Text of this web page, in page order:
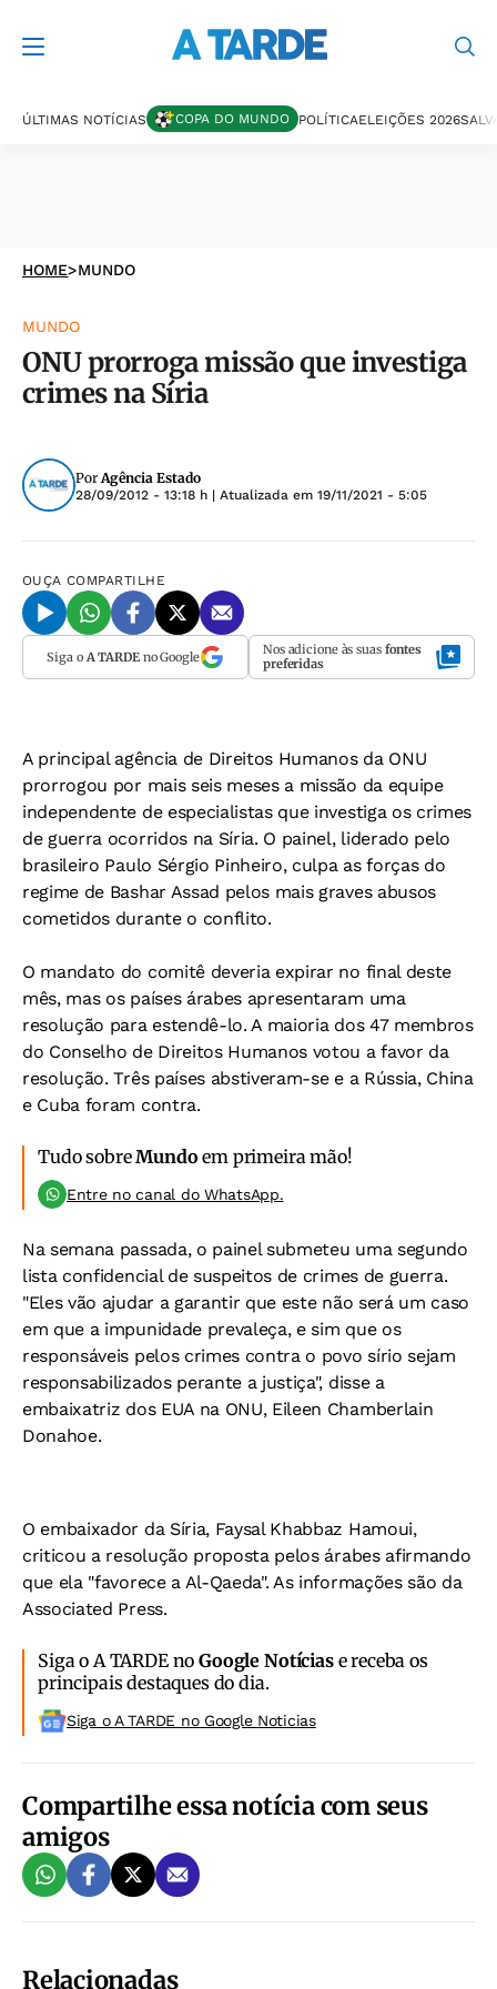
ÚLTIMAS NOTÍCIAS COPA DO MUNDO POLÍTICAELEIÇÕES 2026
HOME>MUNDO
MUNDO
ONU prorroga missão que investiga
crimes na Síria
PorAgência Estado
28/09/2012 - 13:18 h | Atualizada em 19/11/2021 - 5:05
OUÇA COMPARTILHE
Siga o A TARDEno Google Nos adicione às suas fontes
preferidas
A principal agência de Direitos Humanos da ONU
prorrogou por mais seis meses a missão da equipe
independente de especialistas que investiga os crimes
de guerra ocorridos na Síria. O painel, liderado pelo
brasileiro Paulo Sérgio Pinheiro, culpa as forças do
regime de Bashar Assad pelos mais graves abusos
cometidos durante o conflito.
O mandato do comitê deveria expirar no final deste
mês, mas os países árabes apresentaram uma
resolução para estendê-lo. A maioria dos 47 membros
do Conselho de Direitos Humanos votou a favor da
resolução. Três países abstiveram-se e a Rússia, China
e Cuba foram contra.
Tudo sobreMundo em primeira mão!
Entre no canal do WhatsApp.
Na semana passada, o painel submeteu uma segundo
lista confidencial de suspeitos de crimes de guerra.
"Eles vão ajudar a garantir que este não será um caso
em que a impunidade prevaleça, e sim que os
responsáveis pelos crimes contra o povo sírio sejam
responsabilizados perante a justiça", disse a
embaixatriz dos EUA na ONU, Eileen Chamberlain
Donahoe.
O embaixador da Síria, Faysal Khabbaz Hamoui,
criticou a resolução proposta pelos árabes afirmando
que ela "favorece a Al-Qaeda". As informações são da
Associated Press.
Siga o A TARDE noGoogle Notíciase receba os
principais destaques do dia.
Siga o A TARDE no Google Noticias
Compartilhe essa notícia com seus
amigos
Relacionadas